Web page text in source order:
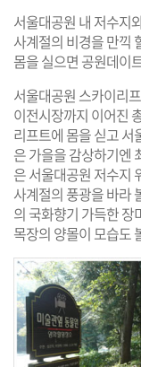
서울대공원 내 저수지
사계절의 비경을 만끽
몸을 실으면 공원데이
서울대공원 스카이리
이전시장까지 이어진
리프트에 몸을 싣고 서
은 가을을 감상하기엔
은 서울대공원 저수지
사계절의 풍광을 바라
의 국화향기 가득한 장
목장의 양몰이 모습도